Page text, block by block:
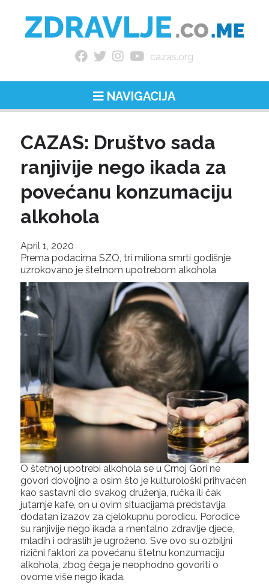
cazas.org
NAVIGACIJA
CAZAS: Društvo sada
ranjivije nego ikada za
povećanu konzumaciju
alkohola
April 1, 2020
Prema podacima SZO, tri miliona smrti godišnje
uzrokovano je štetnom upotrebom alkohola
O štetnoj upotrebi alkohola se u Crnoj Gori ne
govori dovoljno a osim što je kulturološki prihvaćen
kao sastavni dio svakog druženja, ručka ili čak
jutarnje kafe, on u ovim situacijama predstavlja
dodatan izazov za cjelokupnu porodicu. Porodice
su ranjivije nego ikada a mentalno zdravlje djece,
mladih i odraslih je ugroženo. Sve ovo su ozbiljni
rizični faktori za povećanu štetnu konzumaciju
alkohola, zbog čega je neophodno govoriti o
ovome više nego ikada.